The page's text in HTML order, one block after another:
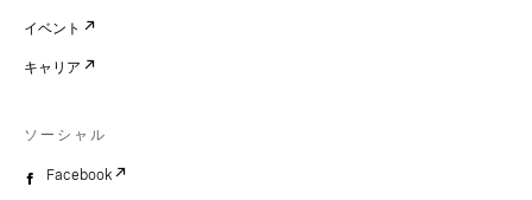
イベント
キャリア
ソーシャル
Facebook